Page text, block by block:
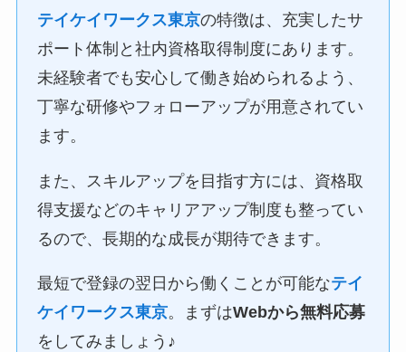
テイケイワークス東京の特徴は、充実したサ
ポート体制と社内資格取得制度にあります。
未経験者でも安心して働き始められるよう、
丁寧な研修やフォローアップが用意されてい
ます。
また、スキルアップを目指す方には、資格取
得支援などのキャリアアップ制度も整ってい
るので、長期的な成長が期待できます。
最短で登録の翌日から働くことが可能なテイ
ケイワークス東京。まずはWebから無料応募
をしてみましょう♪